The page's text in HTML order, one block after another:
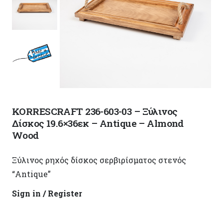
KORRESCRAFT 236-603-03 – Ξύλινος
Δίσκος 19.6×36εκ – Antique – Almond
Wood
Ξύλινος ρηχός δίσκος σερβιρίσματος στενός
“Antique”
Sign in / Register